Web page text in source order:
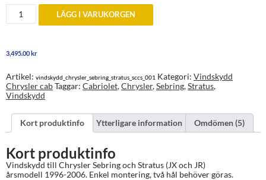
Vindskydd
Chrysler
Stratus
2006
mängd
LÄGG I VARUKORGEN
3,495.00kr
Artikel: vindskydd_chrysler_sebring_stratus_sccs_001 Kategori: Vindskydd
Chrysler cabTaggar: Cabriolet,Chrysler,Sebring,Stratus,
Vindskydd
Kort produktinfo Ytterligare information Omdömen (5)
Kort produktinfo
Vindskydd till Chrysler Sebring och Stratus (JX och JR)
årsmodell 1996-2006. Enkel montering, två hål behöver göras.